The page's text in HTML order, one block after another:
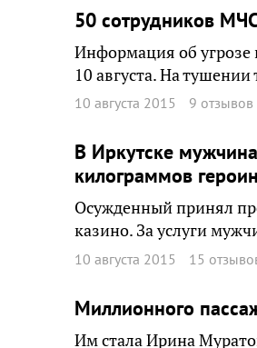
50 сотрудников
Информация об угрозе
10 августа. На
10 августа 2015 9 отзывов
В Иркутске
килограммов
Осужденный принял
казино. За услуги
10 августа 2015 15
Миллионного
Им стала Ирина